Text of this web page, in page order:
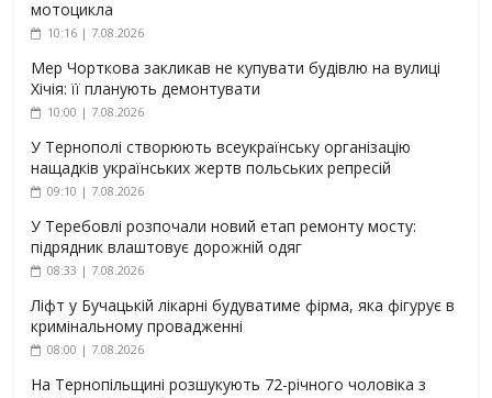
мотоцикла
10:16 | 7.08.2026
Мер Чорткова закликав не купувати будівлю на вулиці
Хічія: її планують демонтувати
10:00 | 7.08.2026
У Тернополі створюють всеукраїнську організацію
нащадків українських жертв польських репресій
09:10 | 7.08.2026
У Теребовлі розпочали новий етап ремонту мосту:
підрядник влаштовує дорожній одяг
08:33 | 7.08.2026
Ліфт у Бучацькій лікарні будуватиме фірма, яка фігурує в
кримінальному провадженні
08:00 | 7.08.2026
На Тернопільщині розшукують 72-річного чоловіка з